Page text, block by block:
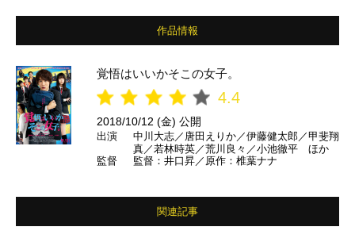
作品情報
覚悟はいいかそこの女子。
4.4
2018/10/12 (金) 公開
出演
中川大志／唐田えりか／伊藤健太郎／甲斐翔
真／若林時英／荒川良々／小池徹平 ほか
監督
監督：井口昇／原作：椎葉ナナ
関連記事